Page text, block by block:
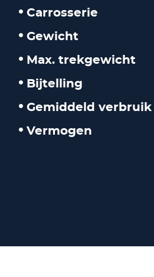
Carrosserie
Gewicht
Max. trekgewicht
Bijtelling
Gemiddeld verbruik
Vermogen